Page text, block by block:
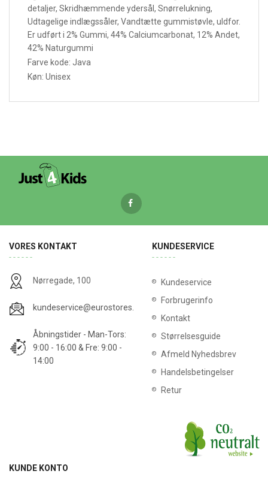
detaljer, Skridhæmmende ydersål, Snørrelukning,
Udtagelige indlægssåler, Vandtætte gummistøvle, uldfor.
Er udført i 2% Gummi, 44% Calciumcarbonat, 12% Andet,
42% Naturgummi
Farve kode: Java
Køn: Unisex
VORES KONTAKT
Nørregade, 100
kundeservice@eurostores.dk
Åbningstider - Man-Tors:
9:00 - 16:00 & Fre: 9:00 -
14:00
KUNDESERVICE
Kundeservice
Forbrugerinfo
Kontakt
Størrelsesguide
Afmeld Nyhedsbrev
Handelsbetingelser
Retur
KUNDE KONTO